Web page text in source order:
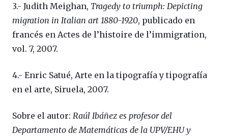
3.- Judith Meighan, Tragedy to triumph: Depicting
migration in Italian art 1880-1920, publicado en
francés en Actes de l’histoire de l’immigration,
vol. 7, 2007.
4.- Enric Satué, Arte en la tipografía y tipografía
en el arte, Siruela, 2007.
Sobre el autor: Raúl Ibáñez es profesor del
Departamento de Matemáticas de la UPV/EHU y